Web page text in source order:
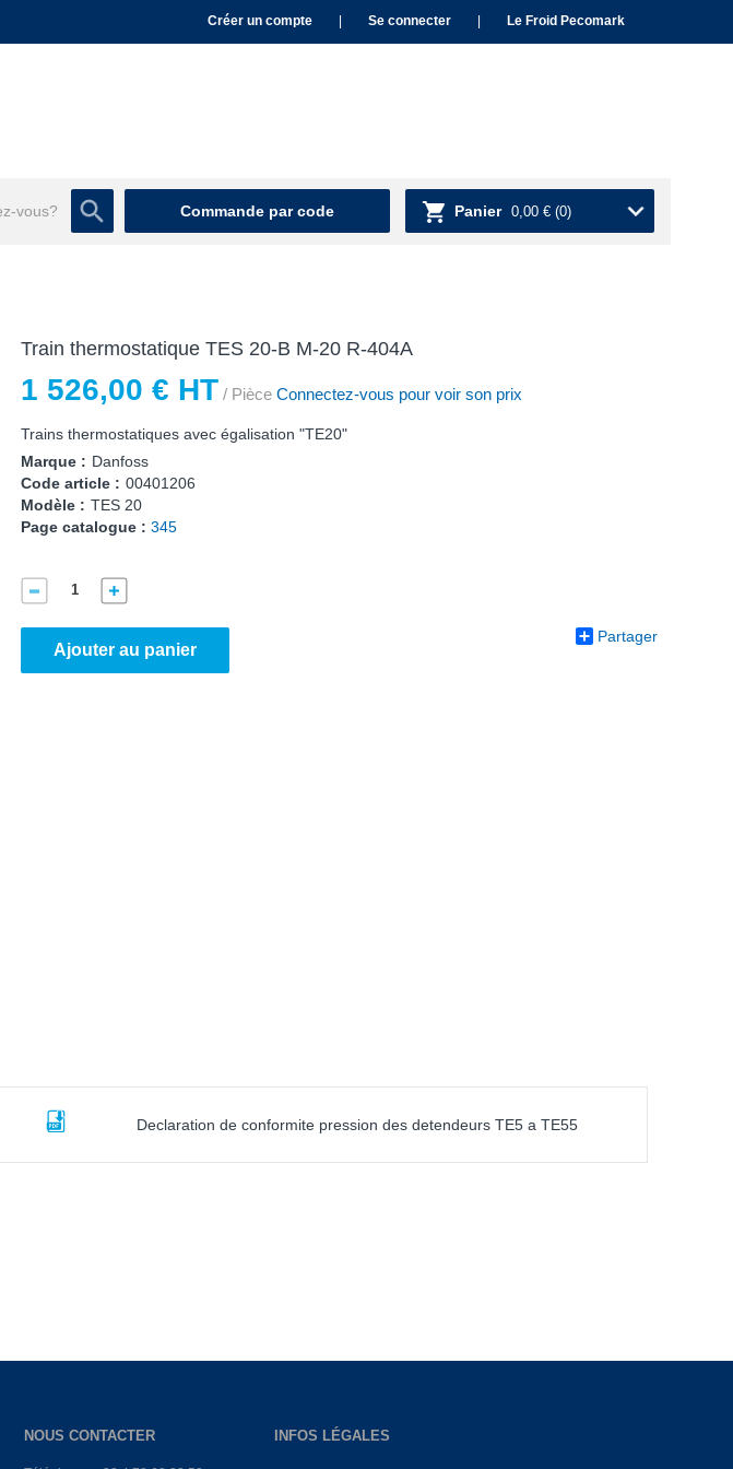
Créer un compte Se connecter Le Froid Pecomark
Commande par code Panier 0,00 € (0)
Train thermostatique TES 20-B M-20 R-404A
1 526,00 € HT / Pièce Connectez-vous pour voir son prix
Trains thermostatiques avec égalisation "TE20"
Marque : Danfoss
Code article : 00401206
Modèle : TES 20
Page catalogue : 345
Ajouter au panier
Partager
Declaration de conformite pression des detendeurs TE5 a TE55
NOUS CONTACTER INFOS LÉGALES